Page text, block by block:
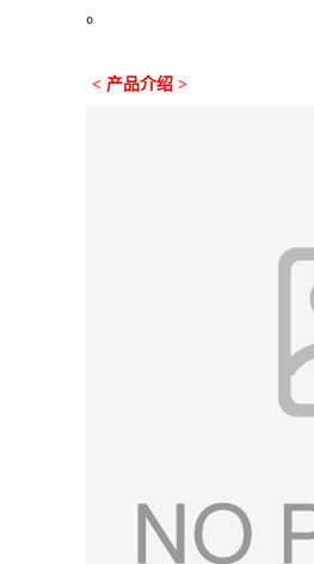
。
< 产品介绍 >